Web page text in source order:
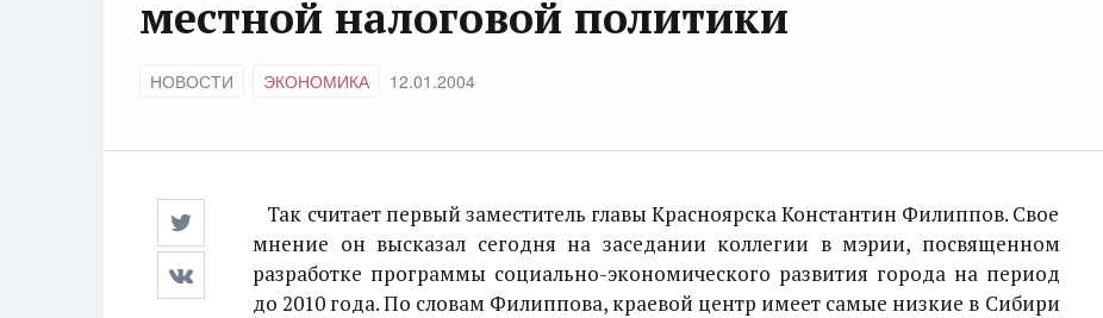
местной налоговой политики
НОВОСТИ ЭКОНОМИКА 12.01.2004
Так считает первый заместитель главы Красноярска Константин Филиппов. Свое
мнение он высказал сегодня на заседании коллегии в мэрии, посвященном
разработке программы социально-экономического развития города на период
до 2010 года. По словам Филиппова, краевой центр имеет самые низкие в Сибири